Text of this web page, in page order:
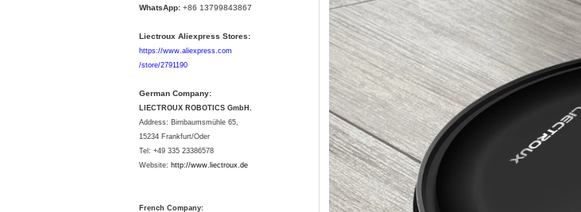
WhatsApp:+86 13799843867
Liectroux Aliexpress Stores:
https://www.aliexpress.com
/store/2791190
German Company:
LIECTROUX ROBOTICS GmbH.
Address: Birnbaumsmühle 65,
15234 Frankfurt/Oder
Tel: +49 335 23386578
Website: http://www.liectroux.de
French Company: